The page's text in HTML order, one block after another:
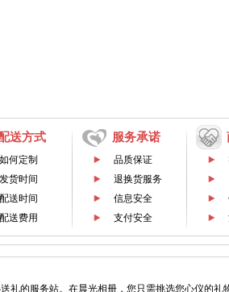
送方式
如何定制
发货时间
配送时间
配送费用
服务承诺
品质保证
退换货服务
信息安全
支付安全
礼的服务站。在晨光相册，您只需挑选您心仪的礼